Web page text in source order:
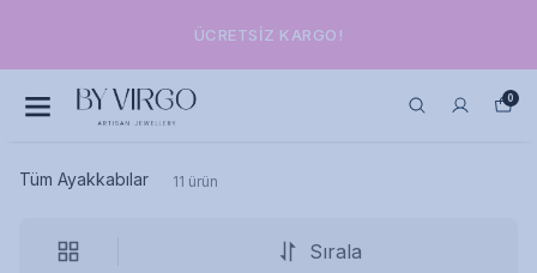
ÜCRETSIZ KARGO!
0
Tüm Ayakkabılar 11 ürün
Sırala